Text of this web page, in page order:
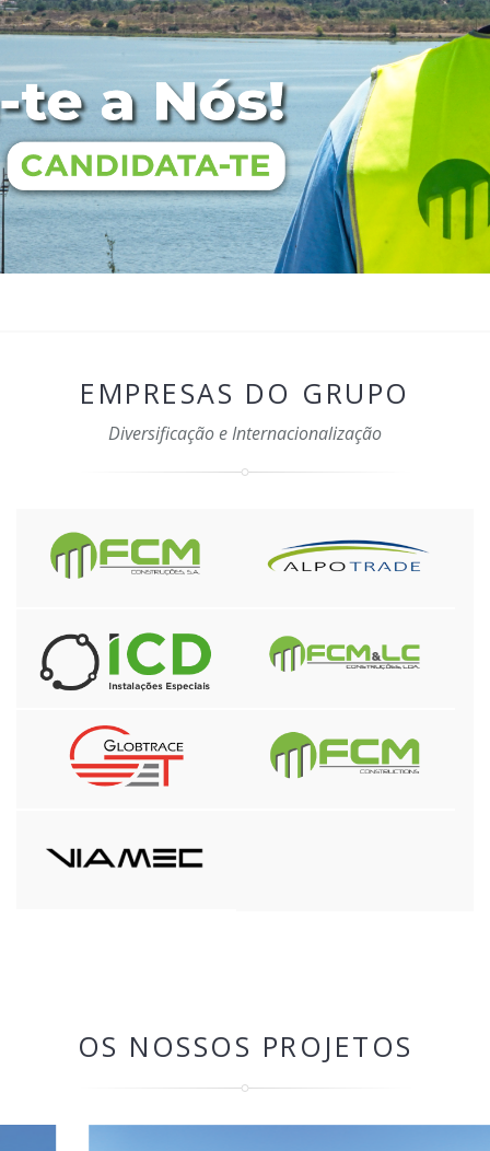
EMPRESAS DO GRUPO
Diversificação e Internacionalização
OS NOSSOS PROJETOS